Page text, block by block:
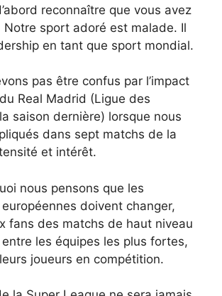
reconnaître que vous avez
Notre sport adoré est malade. Il
en tant que sport mondial.
pas être confus par l’impact
Real Madrid (Ligue des
saison dernière) lorsque nous
dans sept matchs de la
et intérêt.
nous pensons que les
doivent changer,
fans des matchs de haut niveau
entre les équipes les plus fortes,
joueurs en compétition.